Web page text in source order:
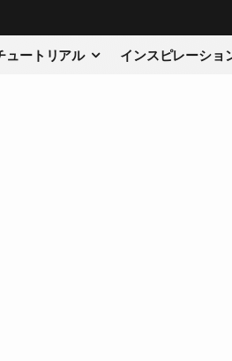
ュートリアル インスピレーショ